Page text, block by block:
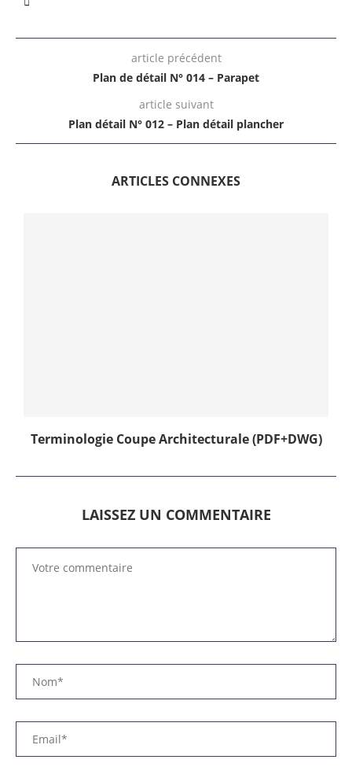
article précédent
Plan de détail N° 014 – Parapet
article suivant
Plan détail N° 012 – Plan détail plancher
ARTICLES CONNEXES
Terminologie Coupe Architecturale (PDF+DWG)
LAISSEZ UN COMMENTAIRE